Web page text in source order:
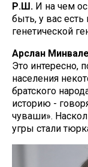
Р.Ш. И на чем
быть, у вас
генетической
Арслан
Это интересно,
населения
братского
историю -
чуваши».
угры стали